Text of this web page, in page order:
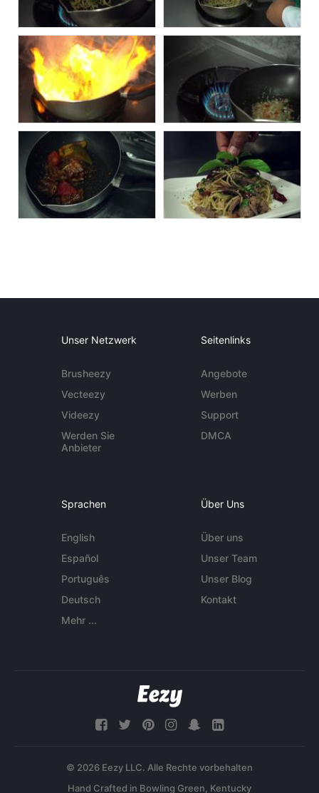
Unser Netzwerk
Brusheezy
Vecteezy
Videezy
Werden Sie
Anbieter
Seitenlinks
Angebote
Werben
Support
DMCA
Sprachen
English
Español
Português
Deutsch
Mehr ...
Über Uns
Über uns
Unser Team
Unser Blog
Kontakt
© 2026 Eezy LLC. Alle Rechte vorbehalten